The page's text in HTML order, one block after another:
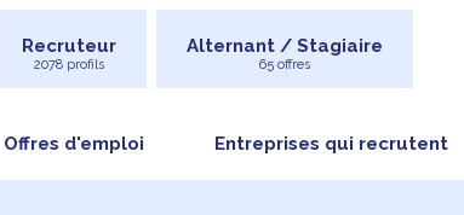
Recruteur
2078 profils
Alternant / Stagiaire
65 offres
Offres d'emploi Entreprises qui recrutent